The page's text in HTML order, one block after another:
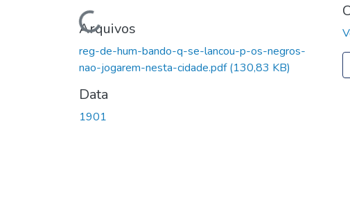
Carregando...
Arquivos
reg-de-hum-bando-q-se-lancou-p-os-negros-
nao-jogarem-nesta-cidade.pdf(130,83 KB)
Data
1901